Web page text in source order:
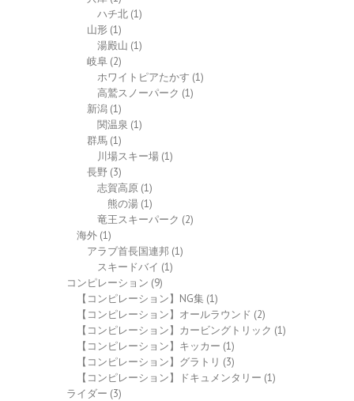
ハチ北 (1)
山形 (1)
湯殿山 (1)
岐阜 (2)
ホワイトピアたかす (1)
高鷲スノーパーク (1)
新潟 (1)
関温泉 (1)
群馬 (1)
川場スキー場 (1)
長野 (3)
志賀高原 (1)
熊の湯 (1)
竜王スキーパーク (2)
海外 (1)
アラブ首長国連邦 (1)
スキードバイ (1)
コンピレーション (9)
【コンピレーション】NG集 (1)
【コンピレーション】オールラウンド (2)
【コンピレーション】カービングトリック (1)
【コンピレーション】キッカー (1)
【コンピレーション】グラトリ (3)
【コンピレーション】ドキュメンタリー (1)
ライダー (3)